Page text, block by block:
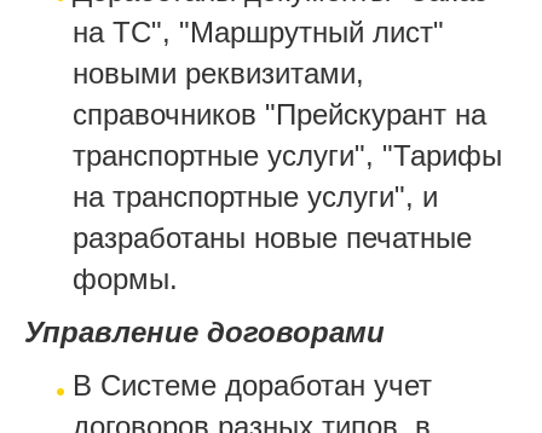
на ТС", "Маршрутный лист"
новыми реквизитами,
справочников "Прейскурант на
транспортные услуги", "Тарифы
на транспортные услуги", и
разработаны новые печатные
формы.
Управление договорами
В Системе доработан учет
договоров разных типов, в